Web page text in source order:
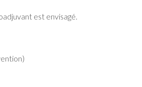
est envisagé.